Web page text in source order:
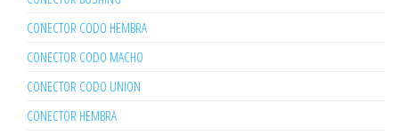
CONECTOR CODO HEMBRA
CONECTOR CODO MACHO
CONECTOR CODO UNION
CONECTOR HEMBRA